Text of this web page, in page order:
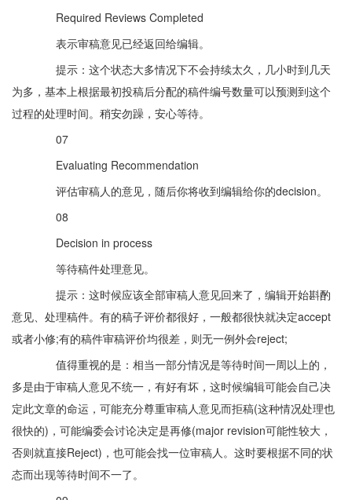
Required Reviews Completed
表示审稿意见已经返回给编辑。
提示：这个状态大多情况下不会持续太久，几小时到几天
为多，基本上根据最初投稿后分配的稿件编号数量可以预测到这个
过程的处理时间。稍安勿躁，安心等待。
07
Evaluating Recommendation
评估审稿人的意见，随后你将收到编辑给你的decision。
08
Decision in process
等待稿件处理意见。
提示：这时候应该全部审稿人意见回来了，编辑开始斟酌
意见、处理稿件。有的稿子评价都很好，一般都很快就决定accept
或者小修;有的稿件审稿评价均很差，则无一例外会reject;
值得重视的是：相当一部分情况是等待时间一周以上的，
多是由于审稿人意见不统一，有好有坏，这时候编辑可能会自己决
定此文章的命运，可能充分尊重审稿人意见而拒稿(这种情况处理也
很快的)，可能编委会讨论决定是再修(major revision可能性较大，
否则就直接Reject)，也可能会找一位审稿人。这时要根据不同的状
态而出现等待时间不一了。